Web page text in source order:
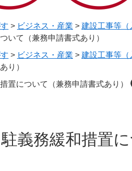
> ビジネス・産業 > 建設工事等（
いて（兼務申請書式あり）
> ビジネス・産業 > 建設工事等（
り）
置について（兼務申請書式あり）
義務緩和措置